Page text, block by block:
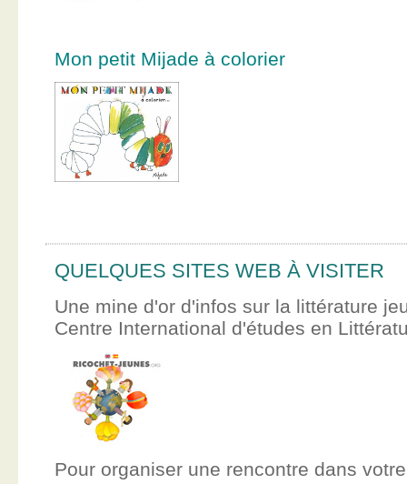
Mon petit Mijade à colorier
QUELQUES SITES WEB À VISITER
Une mine d'or d'infos sur la littérature
Centre International d'études en
Pour organiser une rencontre dans